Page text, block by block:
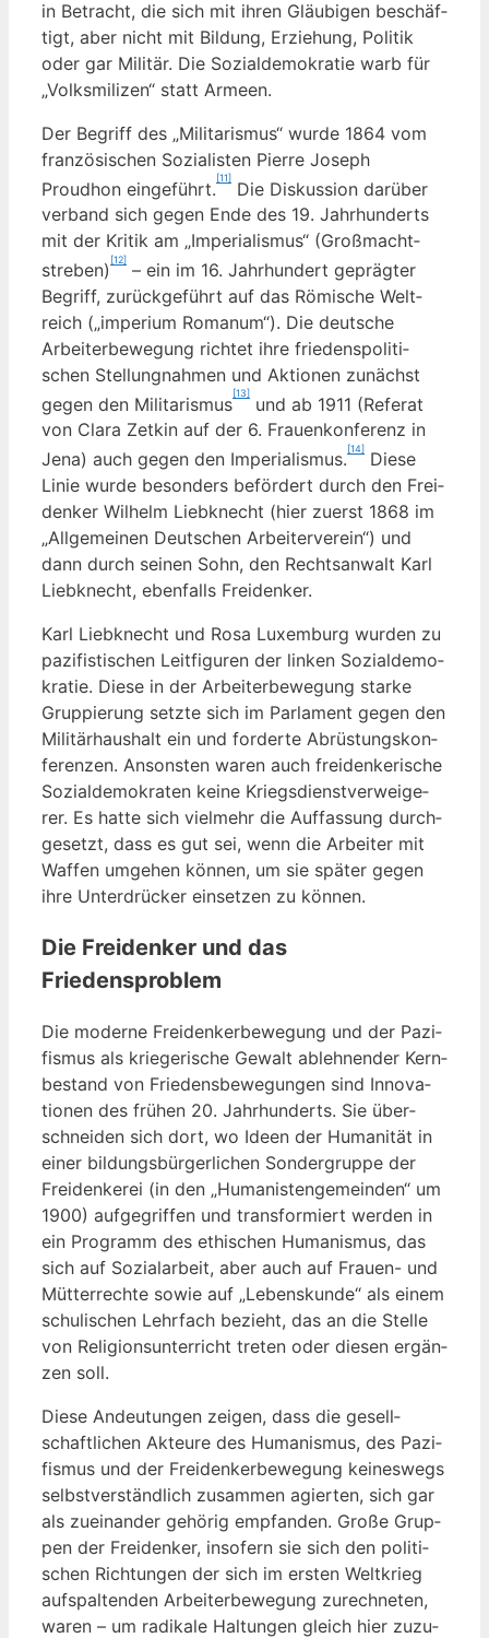
in Betracht, die sich mit ihren Gläu­bi­gen beschäf­
tigt, aber nicht mit Bil­dung, Erzie­hung, Poli­tik
oder gar Mili­tär. Die Sozi­al­de­mo­kra­tie warb für
„Volks­mi­li­zen“ statt Armeen.
Der Begriff des „Mili­ta­ris­mus“ wur­de 1864 vom
fran­zö­si­schen Sozia­lis­ten Pierre Joseph
Proudhon ein­ge­führt.
[11]
Die Dis­kus­si­on dar­über
ver­band sich gegen Ende des 19. Jahr­hun­derts
mit der Kri­tik am „Impe­ria­lis­mus“ (Groß­macht­
stre­ben)
[12]
– ein im 16. Jahr­hun­dert gepräg­ter
Begriff, zurück­ge­führt auf das Römi­sche Welt­
reich („impe­ri­um Roma­n­um“). Die deut­sche
Arbei­ter­be­we­gung rich­tet ihre frie­dens­po­li­ti­
schen Stel­lung­nah­men und Aktio­nen zunächst
gegen den Mili­ta­ris­mus
[13]
und ab 1911 (Refe­rat
von Cla­ra Zet­kin auf der 6. Frau­en­kon­fe­renz in
Jena) auch gegen den Impe­ria­lis­mus.
[14]
Die­se
Linie wur­de beson­ders beför­dert durch den Frei­
den­ker Wil­helm Lieb­knecht (hier zuerst 1868 im
„All­ge­mei­nen Deut­schen Arbei­ter­ver­ein“) und
dann durch sei­nen Sohn, den Rechts­an­walt Karl
Lieb­knecht, eben­falls Freidenker.
Karl Lieb­knecht und Rosa Luxem­burg wur­den zu
pazi­fis­ti­schen Leit­fi­gu­ren der lin­ken Sozi­al­de­mo­
kra­tie. Die­se in der Arbei­ter­be­we­gung star­ke
Grup­pie­rung setz­te sich im Par­la­ment gegen den
Mili­tär­haus­halt ein und for­der­te Abrüs­tungs­kon­
fe­ren­zen. Ansons­ten waren auch frei­den­ke­ri­sche
Sozi­al­de­mo­kra­ten kei­ne Kriegs­dienst­ver­wei­ge­
rer. Es hat­te sich viel­mehr die Auf­fas­sung durch­
ge­setzt, dass es gut sei, wenn die Arbei­ter mit
Waf­fen umge­hen kön­nen, um sie spä­ter gegen
ihre Unter­drü­cker ein­set­zen zu können.
Die Freidenker und das
Friedensproblem
Die moder­ne Frei­den­ker­be­we­gung und der Pazi­
fis­mus als krie­ge­ri­sche Gewalt ableh­nen­der Kern­
be­stand von Frie­dens­be­we­gun­gen sind Inno­va­
tio­nen des frü­hen 20. Jahr­hun­derts. Sie über­
schnei­den sich dort, wo Ideen der Huma­ni­tät in
einer bil­dungs­bür­ger­li­chen Son­der­grup­pe der
Frei­den­ke­rei (in den „Huma­nis­ten­ge­mein­den“ um
1900) auf­ge­grif­fen und trans­for­miert wer­den in
ein Pro­gramm des ethi­schen Huma­nis­mus, das
sich auf Sozi­al­ar­beit, aber auch auf Frau­en- und
Müt­ter­rech­te sowie auf „Lebens­kun­de“ als einem
schu­li­schen Lehr­fach bezieht, das an die Stel­le
von Reli­gi­ons­un­ter­richt tre­ten oder die­sen ergän­
zen soll.
Die­se Andeu­tun­gen zei­gen, dass die gesell­
schaft­li­chen Akteu­re des Huma­nis­mus, des Pazi­
fis­mus und der Frei­den­ker­be­we­gung kei­nes­wegs
selbst­ver­ständ­lich zusam­men agier­ten, sich gar
als zuein­an­der gehö­rig emp­fan­den. Gro­ße Grup­
pen der Frei­den­ker, inso­fern sie sich den poli­ti­
schen Rich­tun­gen der sich im ers­ten Welt­krieg
auf­spal­ten­den Arbei­ter­be­we­gung zurech­ne­ten,
waren – um radi­ka­le Hal­tun­gen gleich hier zuzu­